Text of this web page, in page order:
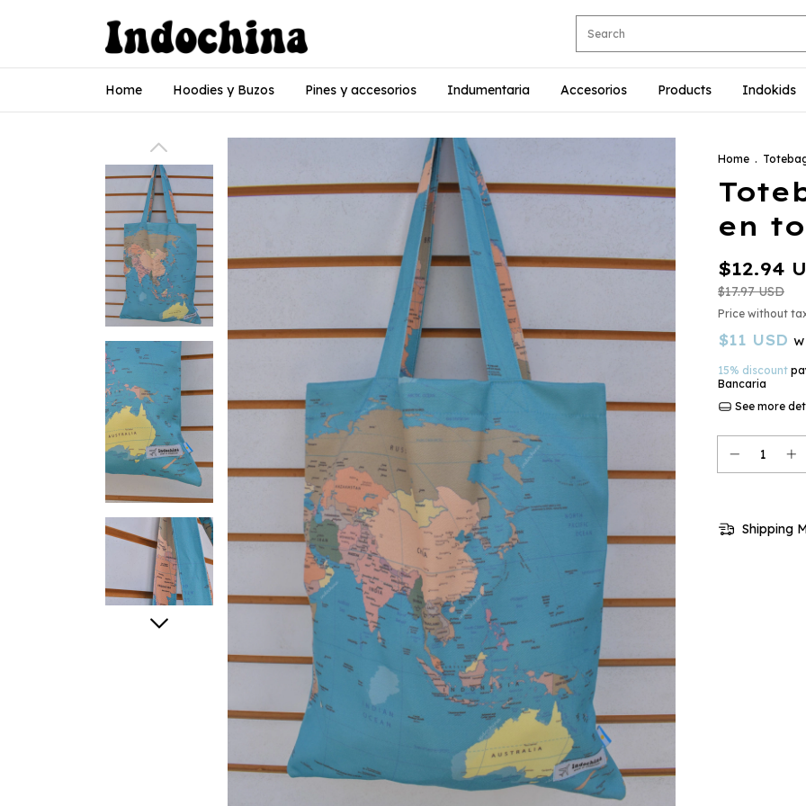
Home Hoodies y Buzos Pines y accesorios Indumentaria Accesorios Products Indokids
Home .
en
$12.94
$17.97 USD
Price without
$11 USD
15% discount
Bancaria
See more
Shipping